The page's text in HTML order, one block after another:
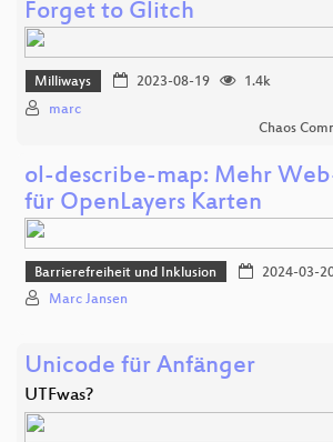
Forget to Glitch
Milliways 2023-08-19
1.4k
marc
Chaos
ol-describe-map: Mehr
für OpenLayers Karten
Barrierefreiheit und Inklusion 2024-03-
Marc Jansen
Unicode für Anfänger
UTFwas?